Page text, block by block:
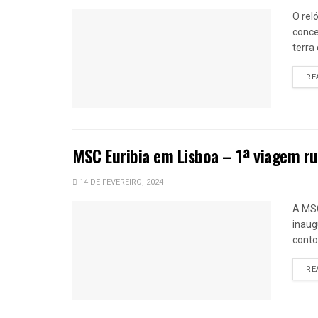
O
terra
MSC Euribia em Lisboa – 1ª viagem
14 DE FEVEREIRO, 2024
A